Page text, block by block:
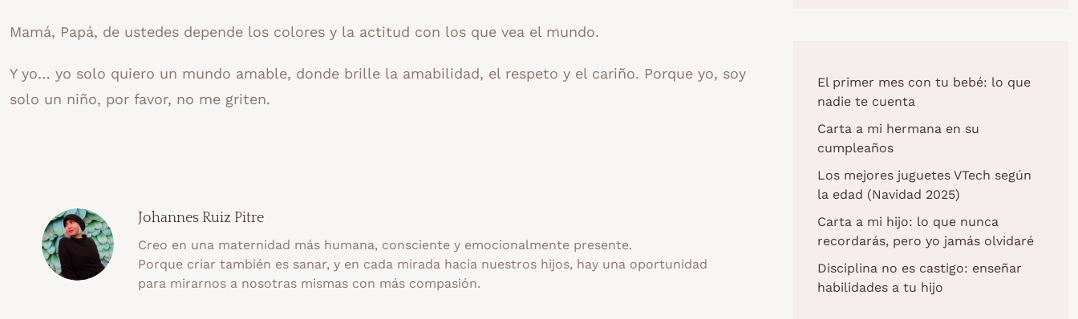
Mamá, Papá, de ustedes depende los colores y la actitud con los que vea el mundo.
Y yo… yo solo quiero un mundo amable, donde brille la amabilidad, el respeto y el cariño. Porque yo, soy
solo un niño, por favor, no me griten.
Johannes Ruiz Pitre
Creo en una maternidad más humana, consciente y emocionalmente presente.
Porque criar también es sanar, y en cada mirada hacia nuestros hijos, hay una oportunidad
para mirarnos a nosotras mismas con más compasión.
El primer mes con tu bebé: lo que
nadie te cuenta
Carta a mi hermana en su
cumpleaños
Los mejores juguetes VTech según
la edad (Navidad 2025)
Carta a mi hijo: lo que nunca
recordarás, pero yo jamás olvidaré
Disciplina no es castigo: enseñar
habilidades a tu hijo